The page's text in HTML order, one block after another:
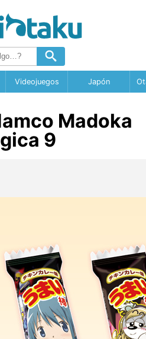
Videojuegos Japón
Madoka
9